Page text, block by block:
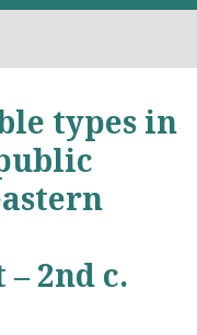
types in
2nd c.